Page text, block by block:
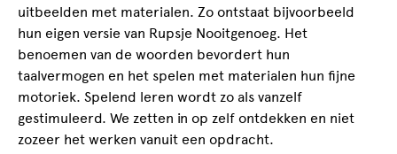
uitbeelden met materialen. Zo ontstaat bijvoorbeeld
hun eigen versie van Rupsje Nooitgenoeg. Het
benoemen van de woorden bevordert hun
taalvermogen en het spelen met materialen hun fijne
motoriek. Spelend leren wordt zo als vanzelf
gestimuleerd. We zetten in op zelf ontdekken en niet
zozeer het werken vanuit een opdracht.